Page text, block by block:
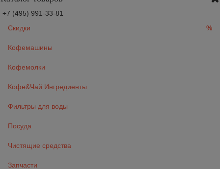
+7 (495) 991-33-81
Скидки
%
Кофемашины
Кофемолки
Кофе&Чай Ингредиенты
Фильтры для воды
Посуда
Чистящие средства
Запчасти